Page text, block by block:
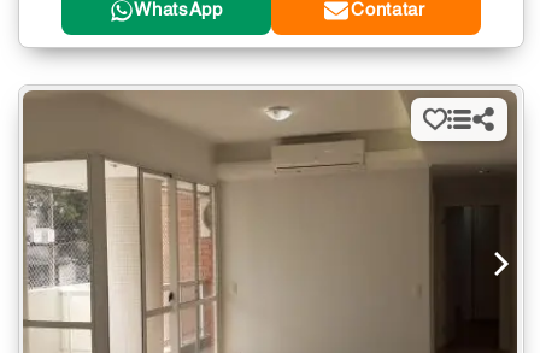
WhatsApp Contatar